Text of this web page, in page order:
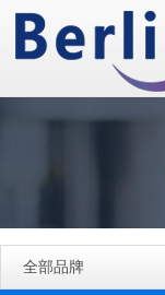
全部品牌